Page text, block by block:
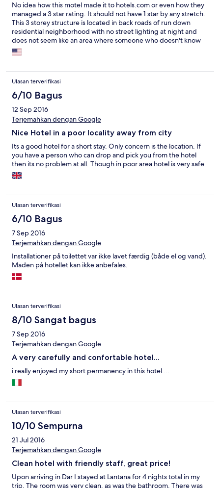
No idea how this motel made it to hotels.com or even how they
managed a 3 star rating. It should not have 1 star by any stretch.
This 3 storey structure is located in back roads of run down
residential neighborhood with no street lighting at night and
does not seem like an area where someone who doesn't know
their way around wants to be especially after sundown. Service
was poor as it seems to be everywhere in Tanzania - and I'm
when it worked.
Ulasan terverifikasi
6/10 Bagus
12 Sep 2016
Terjemahkan dengan Google
Nice Hotel in a poor locality away from city
Its a good hotel for a short stay. Only concern is the location. If
you have a person who can drop and pick you from the hotel
then its no problem at all. Though in poor area hotel is very safe.
Ulasan terverifikasi
6/10 Bagus
7 Sep 2016
Terjemahkan dengan Google
Installationer på toilettet var ikke lavet færdig (både el og vand).
Maden på hotellet kan ikke anbefales.
Ulasan terverifikasi
8/10 Sangat bagus
7 Sep 2016
Terjemahkan dengan Google
A very carefully and confortable hotel...
i really enjoyed my short permanency in this hotel....
Ulasan terverifikasi
10/10 Sempurna
21 Jul 2016
Terjemahkan dengan Google
Clean hotel with friendly staff, great price!
Upon arriving in Dar I stayed at Lantana for 4 nights total in my
trip. The room was very clean, as was the bathroom. There was